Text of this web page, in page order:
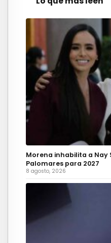
Morena inhabilita a Nay
Palomares para 2027
8 agosto, 2026